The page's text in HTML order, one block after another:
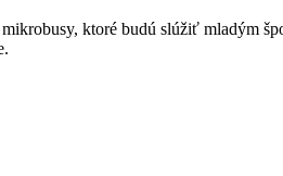
ktoré budú slúžiť mladým